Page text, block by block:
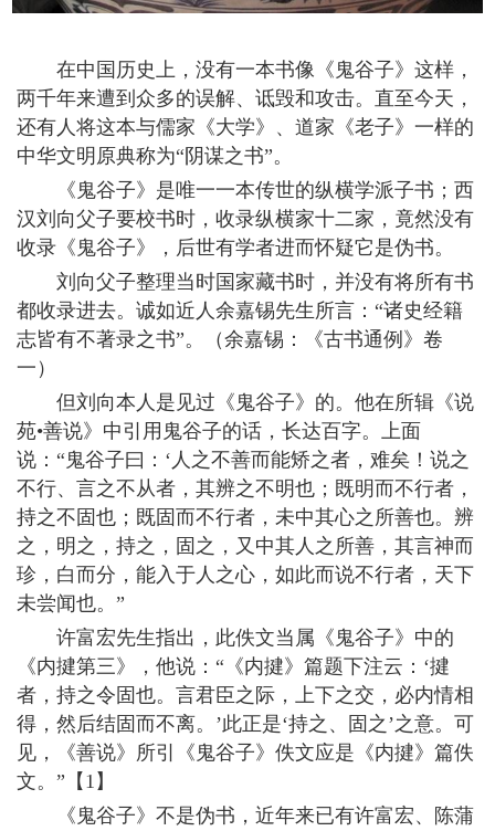
在中国历史上，没有一本书像《鬼谷子》这样，
两千年来遭到众多的误解、诋毁和攻击。直至今天，
还有人将这本与儒家《大学》、道家《老子》一样的
中华文明原典称为“阴谋之书”。
《鬼谷子》是唯一一本传世的纵横学派子书；西
汉刘向父子要校书时，收录纵横家十二家，竟然没有
收录《鬼谷子》，后世有学者进而怀疑它是伪书。
刘向父子整理当时国家藏书时，并没有将所有书
都收录进去。诚如近人余嘉锡先生所言：“诸史经籍
志皆有不著录之书”。（余嘉锡：《古书通例》卷
一）
但刘向本人是见过《鬼谷子》的。他在所辑《说
苑•善说》中引用鬼谷子的话，长达百字。上面
说：“鬼谷子曰：‘人之不善而能矫之者，难矣！说之
不行、言之不从者，其辨之不明也；既明而不行者，
持之不固也；既固而不行者，未中其心之所善也。辨
之，明之，持之，固之，又中其人之所善，其言神而
珍，白而分，能入于人之心，如此而说不行者，天下
未尝闻也。”
许富宏先生指出，此佚文当属《鬼谷子》中的
《内揵第三》，他说：“《内揵》篇题下注云：‘揵
者，持之令固也。言君臣之际，上下之交，必内情相
得，然后结固而不离。’此正是‘持之、固之’之意。可
见，《善说》所引《鬼谷子》佚文应是《内揵》篇佚
文。”【1】
《鬼谷子》不是伪书，近年来已有许富宏、陈蒲